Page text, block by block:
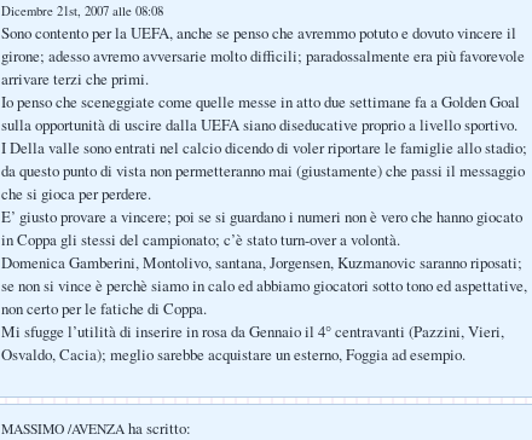
Dicembre 21st, 2007 alle 08:08
Sono contento per la UEFA, anche se penso che avremmo potuto e dovuto vincere il
girone; adesso avremo avversarie molto difficili; paradossalmente era più favorevole
arrivare terzi che primi.
Io penso che sceneggiate come quelle messe in atto due settimane fa a Golden Goal
sulla opportunità di uscire dalla UEFA siano diseducative proprio a livello sportivo.
I Della valle sono entrati nel calcio dicendo di voler riportare le famiglie allo stadio;
da questo punto di vista non permetteranno mai (giustamente) che passi il messaggio
che si gioca per perdere.
E’ giusto provare a vincere; poi se si guardano i numeri non è vero che hanno giocato
in Coppa gli stessi del campionato; c’è stato turn-over a volontà.
Domenica Gamberini, Montolivo, santana, Jorgensen, Kuzmanovic saranno riposati;
se non si vince è perchè siamo in calo ed abbiamo giocatori sotto tono ed aspettative,
non certo per le fatiche di Coppa.
Mi sfugge l’utilità di inserire in rosa da Gennaio il 4° centravanti (Pazzini, Vieri,
Osvaldo, Cacia); meglio sarebbe acquistare un esterno, Foggia ad esempio.
MASSIMO /AVENZA ha scritto: